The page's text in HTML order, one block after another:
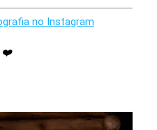
no Instagram
❤️